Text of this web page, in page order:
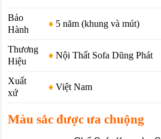
Bảo
Hành
♦ 5 năm (khung và mút)
Thương
Hiệu
♦Nội Thất Sofa Dũng Phát
Xuất
xứ
♦Việt Nam
Màu sắc được ưa chuộng